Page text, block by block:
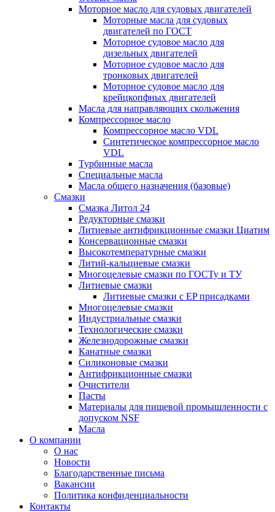
Моторное масло для судовых двигателей
Моторные масла для судовых
двигателей по ГОСТ
Моторное судовое масло для
дизельных двигателей
Моторное судовое масло для
тронковых двигателей
Моторное судовое масло для
крейцкопфных двигателей
Масла для направляющих скольжения
Компрессорное масло
Компрессорное масло VDL
Синтетическое компрессорное масло
VDL
Турбинные масла
Специальные масла
Масла общего назначения (базовые)
Смазки
Смазка Литол 24
Редукторные смазки
Литиевые антифрикционные смазки Циатим
Консервационные смазки
Высокотемпературные смазки
Литий-кальциевые смазки
Многоцелевые смазки по ГОСТу и ТУ
Литиевые смазки
Литиевые смазки с EP присадками
Многоцелевые смазки
Индустриальные смазки
Технологические смазки
Железнодорожные смазки
Канатные смазки
Силиконовые смазки
Антифрикционные смазки
Очистители
Пасты
Материалы для пищевой промышленности с
допуском NSF
Масла
О компании
О нас
Новости
Благодарственные письма
Вакансии
Политика конфиденциальности
Контакты